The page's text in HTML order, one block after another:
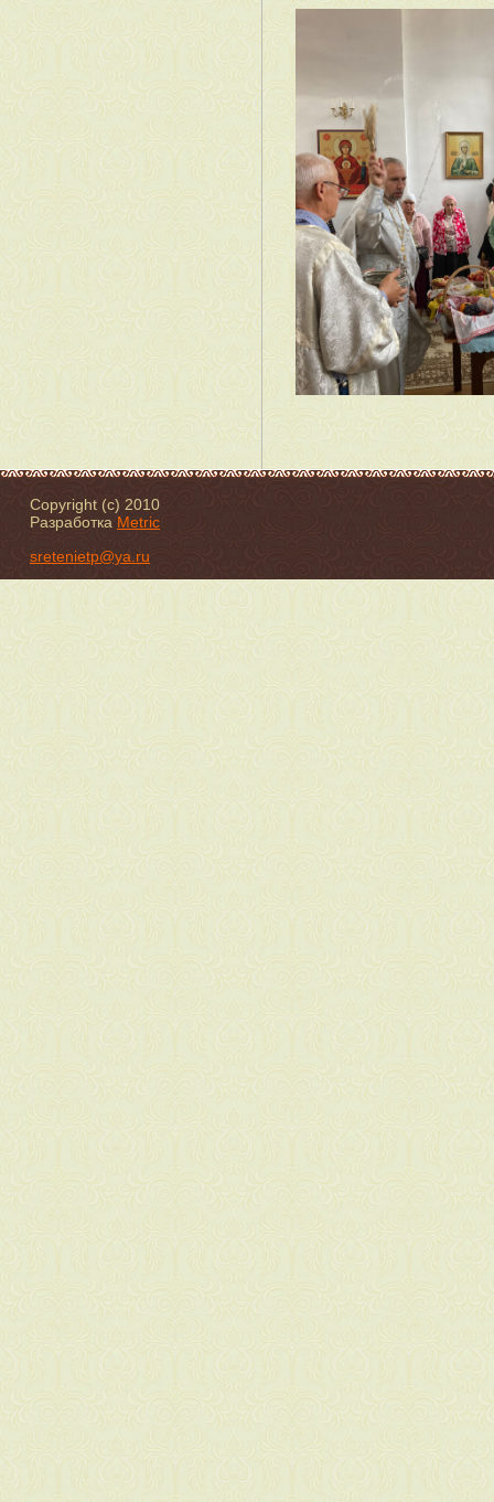
Copyright (c) 2010
Разработка Metric
sretenietp@ya.ru